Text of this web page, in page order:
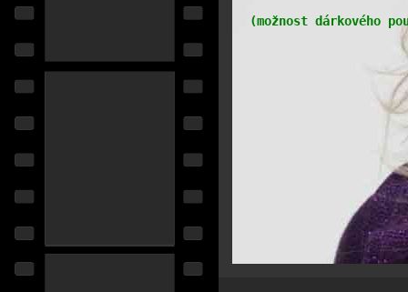
(možnost dárkového